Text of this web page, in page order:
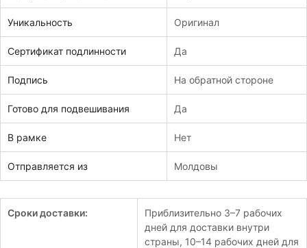
Уникальность Оригинал
Сертификат подлинности Да
Подпись На обратной стороне
Готово для подвешивания Да
В рамке Нет
Отправляется из Молдовы
Сроки доставки:
Приблизительно 3–7 рабочих
дней для доставки внутри
страны, 10–14 рабочих дней для